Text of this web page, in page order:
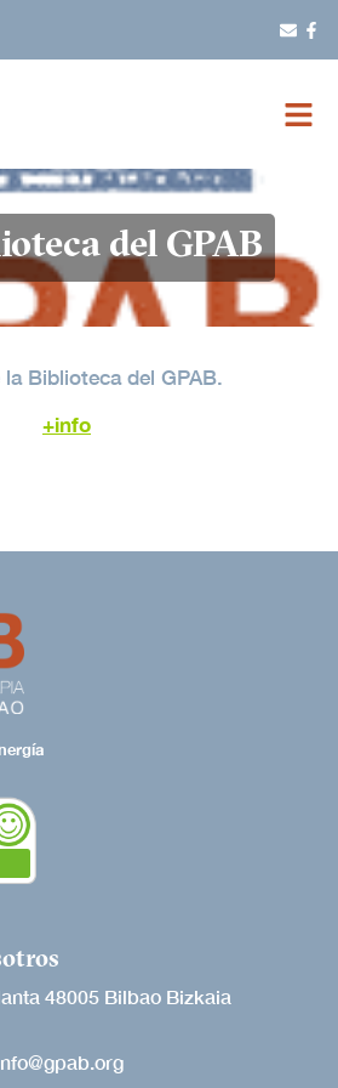
del GPAB
Biblioteca del GPAB.
+info
48005 Bilbao Bizkaia